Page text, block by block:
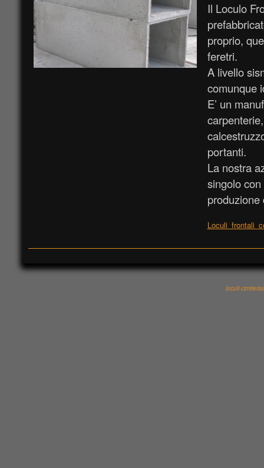
Il Loculo
proprio,
feretri.
A livello
comunque
E’ un
portanti.
La nostra
singolo
loculi